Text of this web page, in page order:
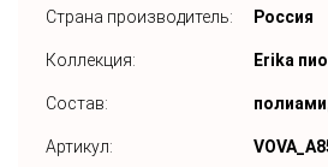
Страна производитель: Россия
Коллекция: Erika
Состав:
Артикул: